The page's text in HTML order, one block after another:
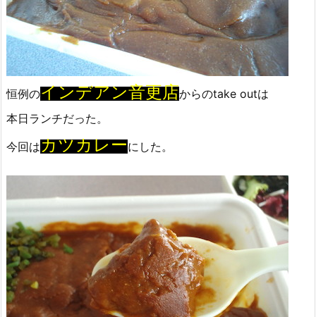
恒例のインデアン音更店からのtake outは
本日ランチだった。
今回はカツカレーにした。